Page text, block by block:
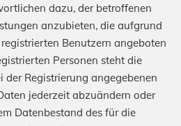
dazu, der betroffenen
anzubieten, die aufgrund
Benutzern angeboten
Personen steht die
der Registrierung angegebenen
jederzeit abzuändern oder
Datenbestand des für die